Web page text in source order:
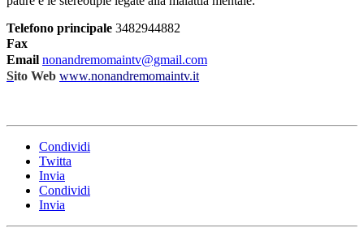
Telefono principale 3482944882
Fax
Email nonandremomaintv@gmail.com
Sito Web www.nonandremomaintv.it
Condividi
Twitta
Invia
Condividi
Invia